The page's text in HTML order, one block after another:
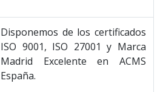
Disponemos de los certificados
ISO 9001, ISO 27001 y Marca
Madrid Excelente en ACMS
España.